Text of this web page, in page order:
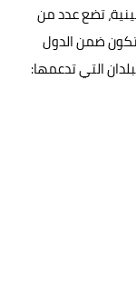
تضع عدد من
ضمن الدول
التي تدعمها: